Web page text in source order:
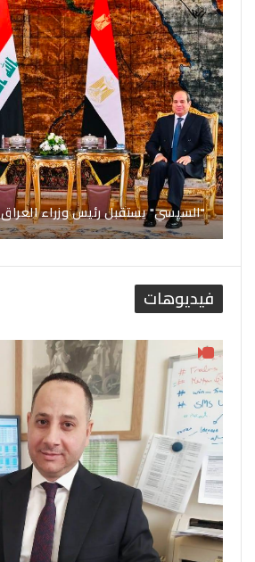
"السيسي" يستقبل رئيس وزراء العراق
فيديوهات